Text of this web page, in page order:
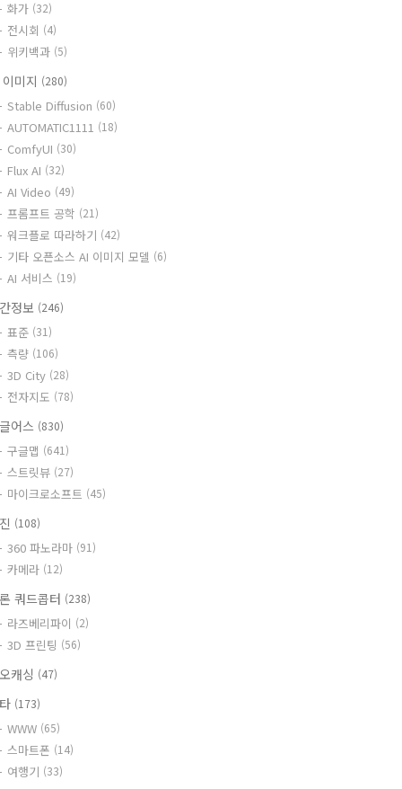
화가 (32)
전시회 (4)
위키백과 (5)
미지 (280)
Stable Diffusion (60)
AUTOMATIC1111 (18)
ComfyUI (30)
Flux AI (32)
AI Video (49)
프롬프트 공학 (21)
워크플로 따라하기 (42)
기타 오픈소스 AI 이미지 모델 (6)
AI 서비스 (19)
정보 (246)
표준 (31)
측량 (106)
3D City (28)
전자지도 (78)
어스 (830)
구글맵 (641)
스트릿뷰 (27)
마이크로소프트 (45)
(108)
360 파노라마 (91)
카메라 (12)
쿼드콥터 (238)
라즈베리파이 (2)
3D 프린팅 (56)
캐싱 (47)
(173)
WWW (65)
스마트폰 (14)
여행기 (33)